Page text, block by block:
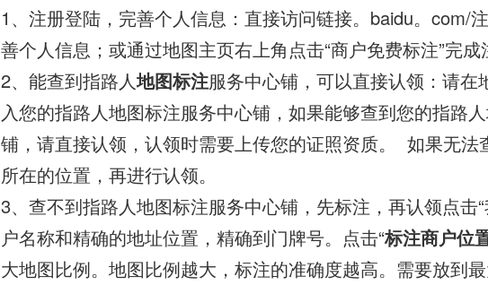
1、注册登陆，完善个人信息：直接访问链接。baidu。com/
善个人信息；或通过地图主页右上角点击“商户免费标注”完成
2、能查到指路人地图标注服务中心铺，可以直接认领：请在
入您的指路人地图标注服务中心铺，如果能够查到您的指路
铺，请直接认领，认领时需要上传您的证照资质。 如果无法
所在的位置，再进行认领。
3、查不到指路人地图标注服务中心铺，先标注，再认领点击
户名称和精确的地址位置，精确到门牌号。点击“标注商户位
大地图比例。地图比例越大，标注的准确度越高。需要放到